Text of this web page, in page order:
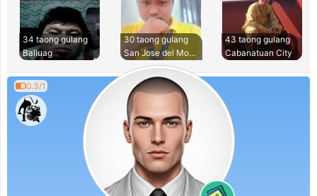
34 taong gulang
Baliuag
30 taong gulang
San Jose del Monte
43 taong gulang
Cabanatuan City
0.3/1